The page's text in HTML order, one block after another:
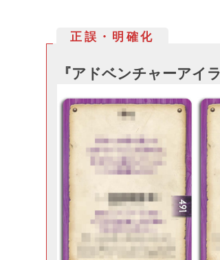
正誤・明確化
『アドベンチャーアイ